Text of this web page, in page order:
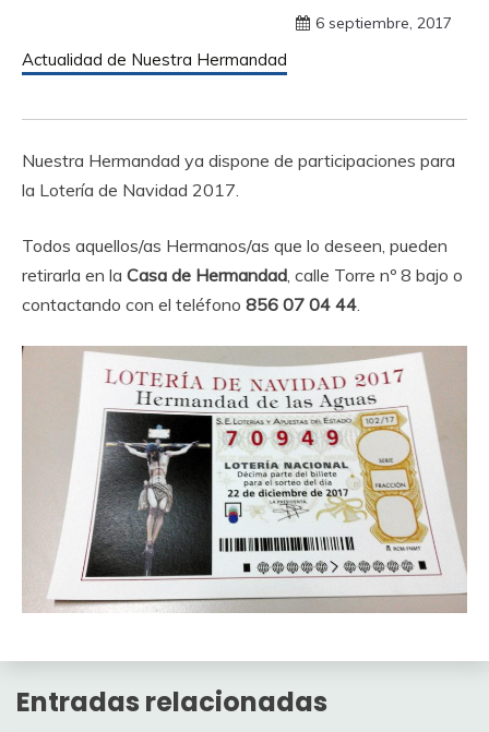
6 septiembre, 2017
Actualidad de Nuestra Hermandad
Nuestra Hermandad ya dispone de participaciones para
la Lotería de Navidad 2017.
Todos aquellos/as Hermanos/as que lo deseen, pueden
retirarla en la Casa de Hermandad, calle Torre nº 8 bajo o
contactando con el teléfono 856 07 04 44.
Entradas relacionadas